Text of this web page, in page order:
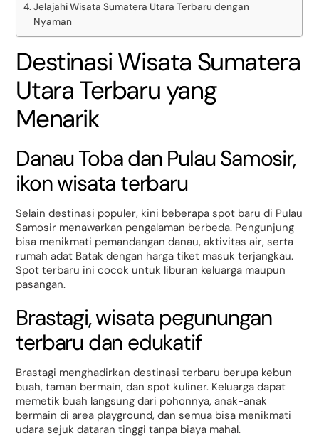
Jelajahi Wisata Sumatera Utara Terbaru dengan
Nyaman
Destinasi Wisata Sumatera
Utara Terbaru yang
Menarik
Danau Toba dan Pulau Samosir,
ikon wisata terbaru
Selain destinasi populer, kini beberapa spot baru di Pulau
Samosir menawarkan pengalaman berbeda. Pengunjung
bisa menikmati pemandangan danau, aktivitas air, serta
rumah adat Batak dengan harga tiket masuk terjangkau.
Spot terbaru ini cocok untuk liburan keluarga maupun
pasangan.
Brastagi, wisata pegunungan
terbaru dan edukatif
Brastagi menghadirkan destinasi terbaru berupa kebun
buah, taman bermain, dan spot kuliner. Keluarga dapat
memetik buah langsung dari pohonnya, anak-anak
bermain di area playground, dan semua bisa menikmati
udara sejuk dataran tinggi tanpa biaya mahal.